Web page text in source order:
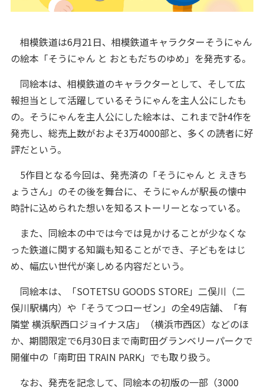
相模鉄道は6月21日、相模鉄道キャラクターそうにゃん
の絵本「そうにゃん と おともだちのゆめ」を発売する。
同絵本は、相模鉄道のキャラクターとして、そして広
報担当として活躍しているそうにゃんを主人公にしたも
の。そうにゃんを主人公にした絵本は、これまで計4作を
発売し、総売上数がおよそ3万4000部と、多くの読者に好
評だという。
5作目となる今回は、発売済の「そうにゃん と えきち
ょうさん」のその後を舞台に、そうにゃんが駅長の懐中
時計に込められた想いを知るストーリーとなっている。
また、同絵本の中では今では見かけることが少なくな
った鉄道に関する知識も知ることができ、子どもをはじ
め、幅広い世代が楽しめる内容だという。
同絵本は、「SOTETSU GOODS STORE」二俣川（二
俣川駅構内）や「そうてつローゼン」の全49店舗、「有
隣堂 横浜駅西口ジョイナス店」（横浜市西区）などのほ
か、期間限定で6月30日まで南町田グランベリーパークで
開催中の「南町田 TRAIN PARK」でも取り扱う。
なお、発売を記念して、同絵本の初版の一部（3000